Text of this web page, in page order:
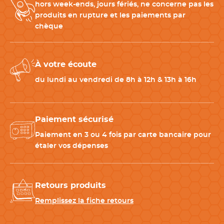
Idées d’associations pour une tenue complète
– Gilet de service Hanoi noir femme – Robur
choisir la bonne taille
hors week-ends, jours fériés, ne concerne pas les
produits en rupture et les paiements par
chèque
À votre écoute
du lundi au vendredi de 8h à 12h & 13h à 16h
Paiement sécurisé
Paiement en 3 ou 4 fois par carte bancaire pour
étaler vos dépenses
Retours produits
Remplissez la fiche retours